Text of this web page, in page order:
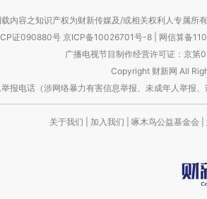
内容之知识产权为财新传媒及/或相关权利人专属所
证090880号 京ICP备10026701号-8 网信算备
广播电视节目制作经营许可证：京第
Copyright 财新网 All
举报电话（涉网络暴力有害信息举报、未成年人举
关于我们 加入我们 啄木鸟公益基金会